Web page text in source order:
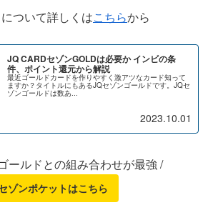
ついて詳しくはこちらから
JQ CARDセゾンGOLDは必要か インビの条
件、ポイント還元から解説
最近ゴールドカードを作りやすく激アツなカード知って
ますか？タイトルにもあるJQセゾンゴールドです。JQセ
ゾンゴールドは数あ...
2023.10.01
ールドとの組み合わせが最強 /
ゾンポケットはこちら